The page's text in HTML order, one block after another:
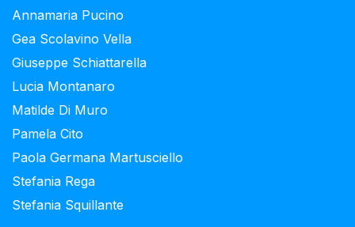
Annamaria Pucino
Gea Scolavino Vella
Giuseppe Schiattarella
Lucia Montanaro
Matilde Di Muro
Pamela Cito
Paola Germana Martusciello
Stefania Rega
Stefania Squillante